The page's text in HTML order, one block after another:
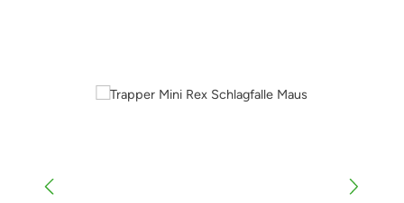
Bildergalerie überspringen